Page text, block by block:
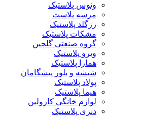
ونوس پلاستیک
مرسه پلاست
رزگلد پلاستیک
مشکات پلاستیک
گروه صنعتی گلچین
ویرو پلاستیک
همارا پلاستیک
شیشه و بلور پیشگامان
پولاد پلاستیک
هیما پلاستیک
لوازم خانگی کارولین
دنزی پلاستیک